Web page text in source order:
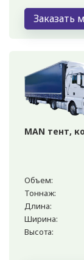
Заказать
MAN тент,
Объем:
Тоннаж:
Длина:
Ширина:
Высота: